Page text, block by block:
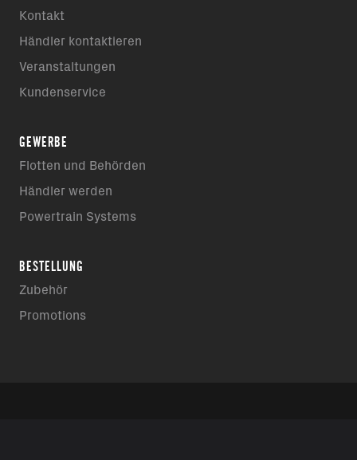
Kontakt
Händler kontaktieren
Veranstaltungen
Kundenservice
GEWERBE
Flotten und Behörden
Händler werden
Powertrain Systems
BESTELLUNG
Zubehör
Promotions